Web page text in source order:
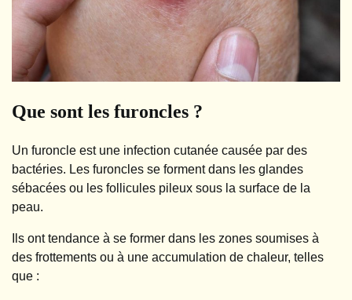
Que sont les furoncles ?
Un furoncle est une infection cutanée causée par des
bactéries. Les furoncles se forment dans les glandes
sébacées ou les follicules pileux sous la surface de la
peau.
Ils ont tendance à se former dans les zones soumises à
des frottements ou à une accumulation de chaleur, telles
que :